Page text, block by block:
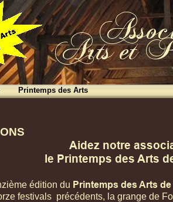
Printemps des Arts
Aidez notre
le Printemps des Arts
édition du Printemps des Arts
festivals précédents, la grange de